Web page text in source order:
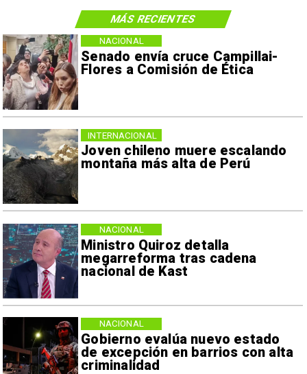
Senado envía cruce Campillai-
Flores a Comisión de Ética
NACIONAL
Joven chileno muere escalando
montaña más alta de Perú
INTERNACIONAL
Ministro Quiroz detalla
megarreforma tras cadena
nacional de Kast
NACIONAL
Gobierno evalúa nuevo estado
de excepción en barrios con alta
criminalidad
NACIONAL
MÁS RECIENTES